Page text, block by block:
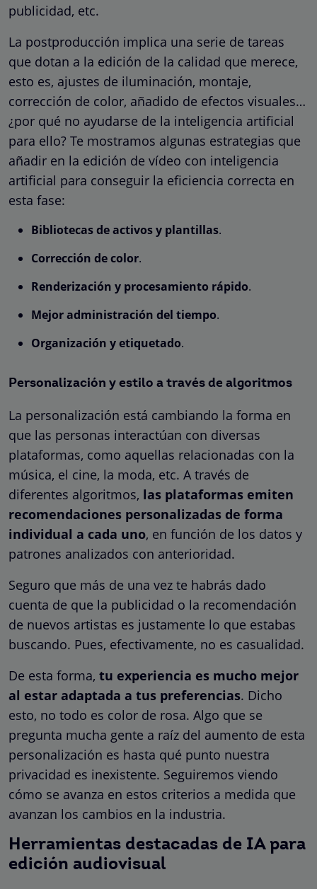
publicidad, etc.
La postproducción implica una serie de tareas
que dotan a la edición de la calidad que merece,
esto es, ajustes de iluminación, montaje,
corrección de color, añadido de efectos visuales…
¿por qué no ayudarse de la inteligencia artificial
para ello? Te mostramos algunas estrategias que
añadir en la edición de vídeo con inteligencia
artificial para conseguir la eficiencia correcta en
esta fase:
Bibliotecas de activos y plantillas.
Corrección de color.
Renderización y procesamiento rápido.
Mejor administración del tiempo.
Organización y etiquetado.
Personalización y estilo a través de algoritmos
La personalización está cambiando la forma en
que las personas interactúan con diversas
plataformas, como aquellas relacionadas con la
música, el cine, la moda, etc. A través de
diferentes algoritmos, las plataformas emiten
recomendaciones personalizadas de forma
individual a cada uno, en función de los datos y
patrones analizados con anterioridad.
Seguro que más de una vez te habrás dado
cuenta de que la publicidad o la recomendación
de nuevos artistas es justamente lo que estabas
buscando. Pues, efectivamente, no es casualidad.
De esta forma, tu experiencia es mucho mejor
al estar adaptada a tus preferencias. Dicho
esto, no todo es color de rosa. Algo que se
pregunta mucha gente a raíz del aumento de esta
personalización es hasta qué punto nuestra
privacidad es inexistente. Seguiremos viendo
cómo se avanza en estos criterios a medida que
avanzan los cambios en la industria.
Herramientas destacadas de IA para
edición audiovisual